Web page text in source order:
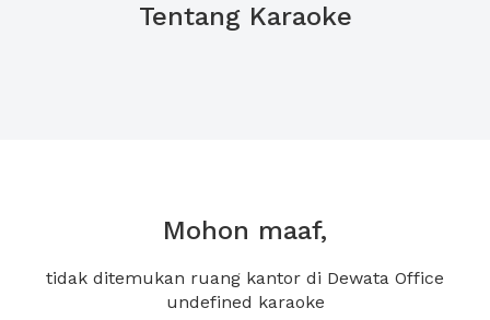
Tentang Karaoke
Mohon maaf,
tidak ditemukan ruang kantor di Dewata Office
undefined karaoke